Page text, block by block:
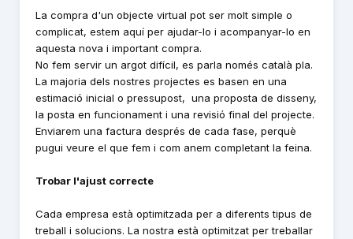
La compra d'un objecte virtual pot ser molt simple o
complicat, estem aquí per ajudar-lo i acompanyar-lo en
aquesta nova i important compra.
No fem servir un argot difícil, es parla només català pla.
La majoria dels nostres projectes es basen en una
estimació inicial o pressupost, una proposta de disseny,
la posta en funcionament i una revisió final del projecte.
Enviarem una factura després de cada fase, perquè
pugui veure el que fem i com anem completant la feina.
Trobar l'ajust correcte
Cada empresa està optimitzada per a diferents tipus de
treball i solucions. La nostra està optimitzat per treballar